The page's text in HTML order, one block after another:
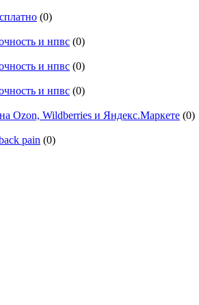
(0)
и нпвс (0)
и нпвс (0)
и нпвс (0)
Ozon, Wildberries и Яндекс.Маркете (0)
pain (0)